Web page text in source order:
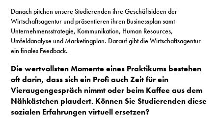
Danach pitchen unsere Studierenden ihre Geschäftsideen der
Wirtschaftsagentur und präsentieren ihren Businessplan samt
Unternehmensstrategie, Kommunikation, Human Resources,
Umfeldanalyse und Marketingplan. Darauf gibt die Wirtschaftsagentur
ein finales Feedback.
Die wertvollsten Momente eines Praktikums bestehen
oft darin, dass sich ein Profi auch Zeit für ein
Vieraugengespräch nimmt oder beim Kaffee aus dem
Nähkästchen plaudert. Können Sie Studierenden diese
sozialen Erfahrungen virtuell ersetzen?